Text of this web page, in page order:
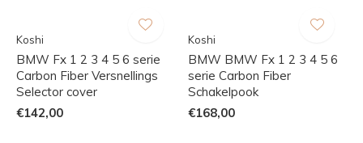
Koshi
BMW Fx 1 2 3 4 5 6 serie
Carbon Fiber Versnellings
Selector cover
€142,00
Koshi
BMW BMW Fx 1 2 3 4 5 6
serie Carbon Fiber
Schakelpook
€168,00